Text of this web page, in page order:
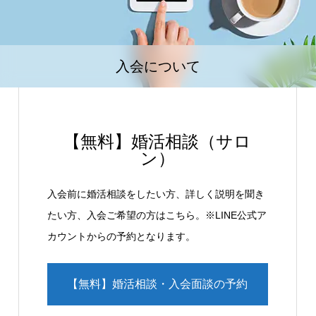
入会について
【無料】婚活相談（サロ
ン）
入会前に婚活相談をしたい方、詳しく説明を聞き
たい方、入会ご希望の方はこちら。※LINE公式ア
カウントからの予約となります。
【無料】婚活相談・入会面談の予約